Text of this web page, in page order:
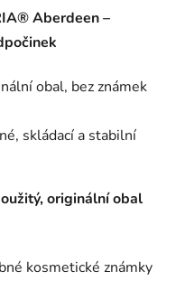
Aberdeen –
obal, bez známek
skládací a stabilní
originální obal
kosmetické známky